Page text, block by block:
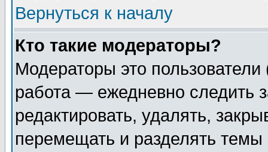
Вернуться к началу
Кто такие модераторы?
Модераторы это
работа — ежедневно следить
редактировать, удалять,
перемещать и разделять